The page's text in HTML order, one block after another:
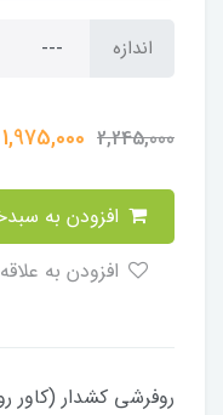
اندازه
2,245,000
1,975,000
​​​​روفرشی کشدار (کاور